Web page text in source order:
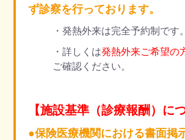
ず診察を行っております。
・発熱外来は完全予約制です。
・詳しくは発熱外来ご希望の
ご確認ください。
【施設基準（診療報酬）に
●保険医療機関における書面掲